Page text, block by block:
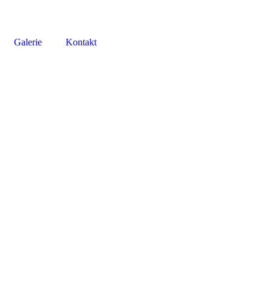
Galerie Kontakt